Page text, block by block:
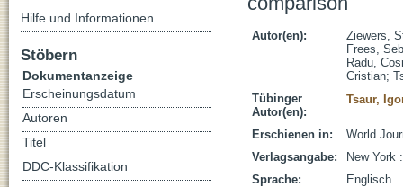
Autor(en):
Ziewers,
Frees,
Radu,
Cristian;
Tübinger
Autor(en):
Tsaur,
Erschienen in:
World
Verlagsangabe:
New York
Sprache:
Englisch
Hilfe und Informationen
Stöbern
Dokumentanzeige
Erscheinungsdatum
Autoren
Titel
DDC-Klassifikation